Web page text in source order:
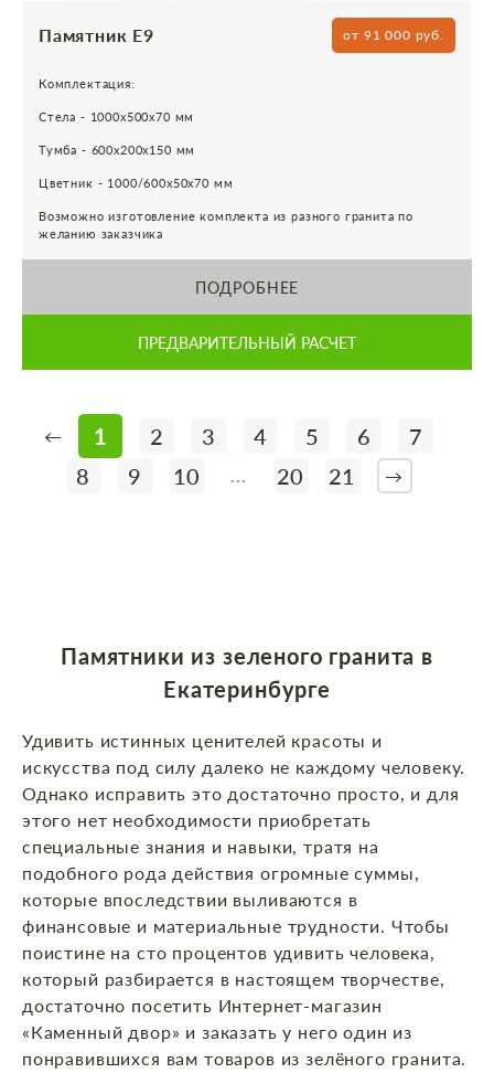
Памятник Е9 от 91 000 руб.
Комплектация:
Стела - 1000х500х70 мм
Тумба - 600х200х150 мм
Цветник - 1000/600х50х70 мм
Возможно изготовление комплекта из разного гранита по
желанию заказчика
ПОДРОБНЕЕ
ПРЕДВАРИТЕЛЬНЫЙ РАСЧЕТ
← 1 2 3 4 5 6
7
8
9 10 ... 20 21 →
Памятники из зеленого гранита в
Екатеринбурге
Удивить истинных ценителей красоты и
искусства под силу далеко не каждому человеку.
Однако исправить это достаточно просто, и для
этого нет необходимости приобретать
специальные знания и навыки, тратя на
подобного рода действия огромные суммы,
которые впоследствии выливаются в
финансовые и материальные трудности. Чтобы
поистине на сто процентов удивить человека,
который разбирается в настоящем творчестве,
достаточно посетить Интернет-магазин
«Каменный двор» и заказать у него один из
понравившихся вам товаров из зелёного гранита.